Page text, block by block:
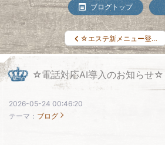
ブログトップ
☆エステ新メニュー登…
☆電話対応AI導入のお知らせ☆
2026-05-24 00:46:20
テーマ： ブログ